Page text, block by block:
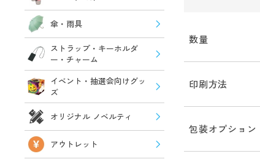
傘・雨具
ストラップ・キーホルダ
ー・チャーム
イベント・抽選会向けグッ
ズ
オリジナル ノベルティ
アウトレット
数量
印刷方法
包装オプション